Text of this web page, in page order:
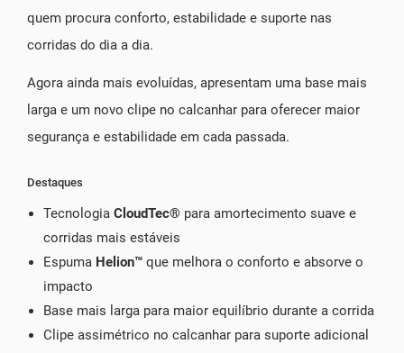
quem procura conforto, estabilidade e suporte nas
corridas do dia a dia.
Agora ainda mais evoluídas, apresentam uma base mais
larga e um novo clipe no calcanhar para oferecer maior
segurança e estabilidade em cada passada.
Destaques
Tecnologia CloudTec® para amortecimento suave e
corridas mais estáveis
Espuma Helion™ que melhora o conforto e absorve o
impacto
Base mais larga para maior equilíbrio durante a corrida
Clipe assimétrico no calcanhar para suporte adicional